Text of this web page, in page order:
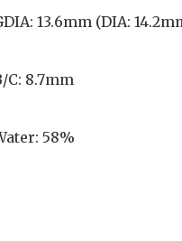
13.6mm (DIA:
C: 8.7mm
58%